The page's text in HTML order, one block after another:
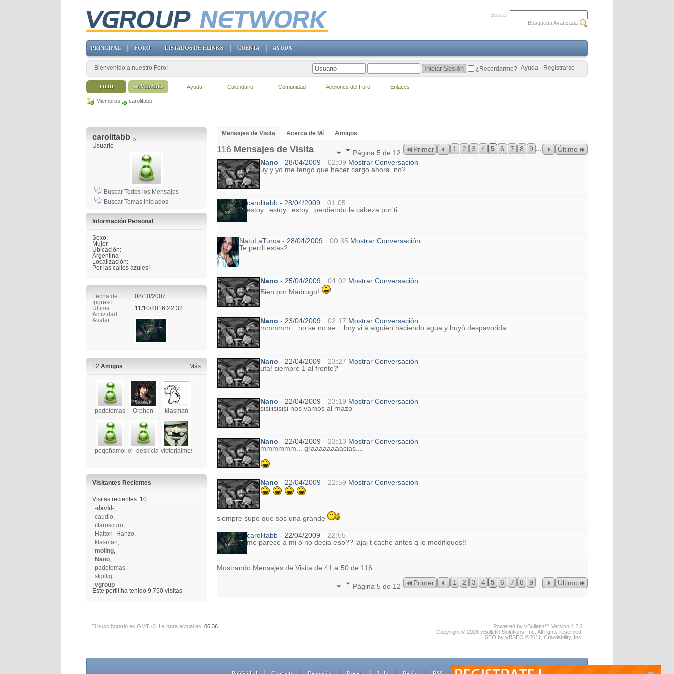
Miembros carolitabb
carolitabb
Usuario
Buscar Todos los Mensajes
Buscar Temas Iniciados
Información Personal
Sexo:
Mujer
Ubicación:
Argentina
Localización:
Por las calles azules!
Fecha de
Ingreso
08/10/2007
Última
Actividad
11/10/2016 22:32
Avatar
Más
12 Amigos
padetomas Orphen klasman
peqeñamorzael_deskiciadovictorjaimes
Visitantes Recientes
Visitas recientes: 10
-david-
caudio
claroscuro
Hattori_Hanzo
klasman
moling
Nano
padetomas
sfgillig
vgroup
Este perfil ha tenido 9,750 visitas
Mensajes de Visita Acerca de Mí Amigos
116 Mensajes de Visita
Nano - 28/04/2009 02:09 Mostrar Conversación
uy y yo me tengo que hacer cargo ahora, no?
carolitabb - 28/04/2009
01:05
estoy.. estoy.. estoy.. perdiendo la cabeza por ti
NatuLaTurca - 28/04/2009 00:35 Mostrar Conversación
Te perdi estas?
Nano - 25/04/2009 04:02 Mostrar Conversación
Bien por Madrugo!
Nano - 23/04/2009 02:17 Mostrar Conversación
mmmmm... no se no se... hoy vi a alguien haciendo agua y huyó despavorida.....
Nano - 22/04/2009 23:27 Mostrar Conversación
ufa! siempre 1 al frente?
Nano - 22/04/2009 23:19 Mostrar Conversación
sisiiisisisi nos vamos al mazo
Nano - 22/04/2009 23:13 Mostrar Conversación
mmmmmm... graaaaaaaacias....
Nano - 22/04/2009 22:59 Mostrar Conversación
siempre supe que sos una grande
carolitabb - 22/04/2009
22:55
me parece a mi o no decia eso?? jajaj t cache antes q lo modifiques!!
Mostrando Mensajes de Visita de 41 a 50 de 116
Página 5 de 12 Primer 1 2 3 4 5 6 7 8 9 Último
Página 5 de 12 Primer 1 2 3 4 5 6 7 8 9 Último
El huso horario es GMT -3. La hora actual es: 06:36
Powered by vBulletin™ Version 4.2.2
Copyright © 2026 vBulletin Solutions, Inc. All rights reserved.
SEO by vBSEO ©2011, Crawlability, Inc.
Buscar
Búsqueda Avanzada
PRINCIPAL FORO LISTADOS DE ELINKS CUENTA AYUDA
Bienvenido a nuestro Foro! Registrarse
Ayuda
¿Recordarme?
FORO Ayuda Calendario Comunidad Acciones del Foro Enlaces
NOVEDADES